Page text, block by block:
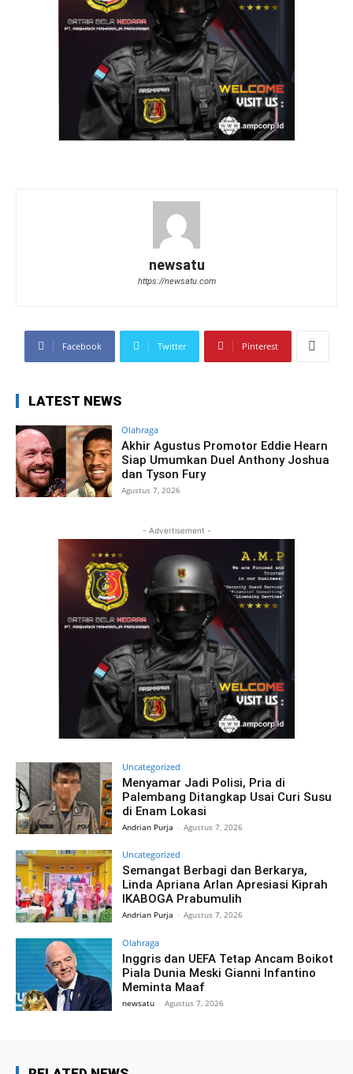
newsatu
https://newsatu.com
Facebook Twitter Pinterest
LATEST NEWS
Olahraga
Akhir Agustus Promotor Eddie Hearn
Siap Umumkan Duel Anthony Joshua
dan Tyson Fury
Agustus 7, 2026
- Advertisement -
Uncategorized
Menyamar Jadi Polisi, Pria di
Palembang Ditangkap Usai Curi Susu
di Enam Lokasi
Andrian Purja - Agustus 7, 2026
Uncategorized
Semangat Berbagi dan Berkarya,
Linda Apriana Arlan Apresiasi Kiprah
IKABOGA Prabumulih
Andrian Purja - Agustus 7, 2026
Olahraga
Inggris dan UEFA Tetap Ancam Boikot
Piala Dunia Meski Gianni Infantino
Meminta Maaf
newsatu - Agustus 7, 2026